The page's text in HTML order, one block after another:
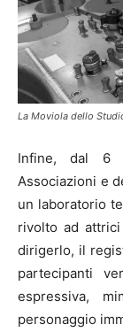
La Moviola dello
Infine, dal 6
Associazioni e
un laboratorio
rivolto ad
dirigerlo, il
partecipanti
espressiva,
personaggio